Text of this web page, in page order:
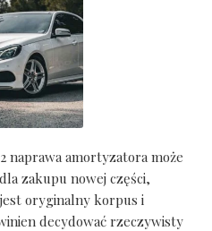
naprawa amortyzatora może
zakupu nowej części,
oryginalny korpus i
decydować rzeczywisty